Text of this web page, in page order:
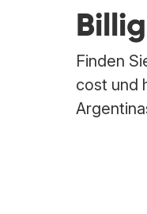
Finden
cost und